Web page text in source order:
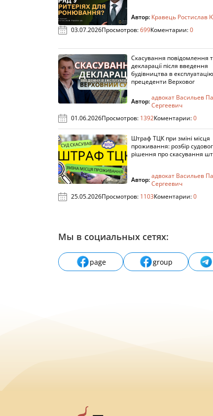
Автор: Кравець Ростислав
03.07.2026Просмотров:699Коментарии:0
Скасування повідомлення
декларації після введення
будівництва в
прецеденти Верховог
Автор:адвокат Васильев
Сергеевич
01.06.2026Просмотров: 1392Коментарии:0
Штраф ТЦК при зміні місця
проживання: розбір
рішення про скасування
Автор:адвокат Васильев
Сергеевич
25.05.2026Просмотров: 1103Коментарии:0
Мы в социальных сетях:
page group